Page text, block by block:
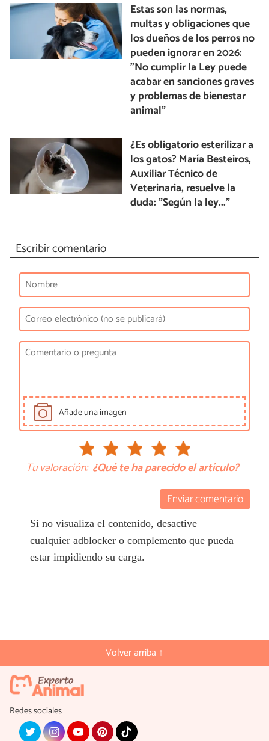
Estas son las normas,
multas y obligaciones que
los dueños de los perros no
pueden ignorar en 2026:
"No cumplir la Ley puede
acabar en sanciones graves
y problemas de bienestar
animal"
¿Es obligatorio esterilizar a
los gatos? María Besteiros,
Auxiliar Técnico de
Veterinaria, resuelve la
duda: "Según la ley..."
Escribir comentario
Añade una imagen
Tu valoración: ¿Qué te ha parecido el artículo?
Enviar comentario
Si no visualiza el contenido, desactive
cualquier adblocker o complemento que pueda
estar impidiendo su carga.
Volver arriba ↑
Redes sociales